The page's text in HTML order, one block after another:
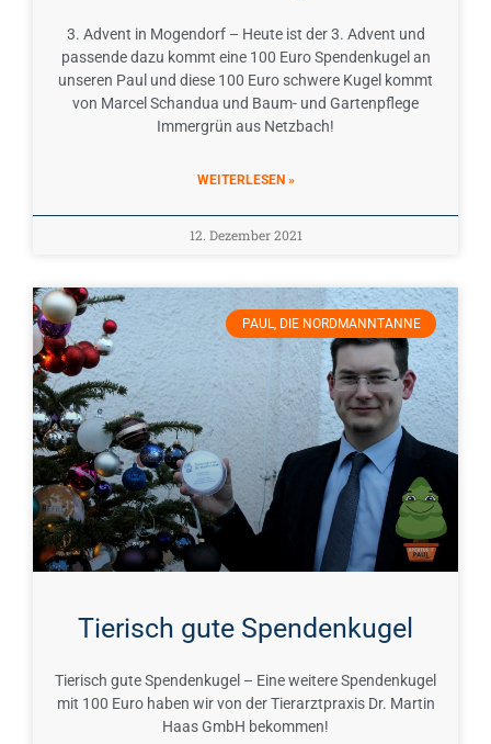
3. Advent in Mogendorf – Heute ist der 3. Advent und
passende dazu kommt eine 100 Euro Spendenkugel an
unseren Paul und diese 100 Euro schwere Kugel kommt
von Marcel Schandua und Baum- und Gartenpflege
Immergrün aus Netzbach!
WEITERLESEN »
12. Dezember 2021
PAUL, DIE NORDMANNTANNE
Tierisch gute Spendenkugel
Tierisch gute Spendenkugel – Eine weitere Spendenkugel
mit 100 Euro haben wir von der Tierarztpraxis Dr. Martin
Haas GmbH bekommen!